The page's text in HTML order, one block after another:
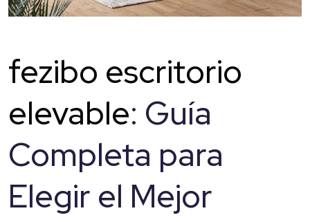
fezibo escritorio
elevable: Guía
Completa para
Elegir el Mejor